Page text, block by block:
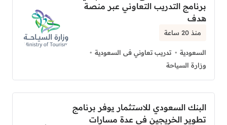
برنامج التدريب التعاوني عبر منصة
هدف
منذ 20 ساعة
السعودية
تدريب تعاوني فى السعودية
وزارة السياحة
البنك السعودي للاستثمار يوفر برنامج
تطوير الخريجين في عدة مسارات